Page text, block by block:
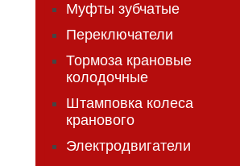
Муфты зубчатые
Переключатели
Тормоза крановые
колодочные
Штамповка колеса
кранового
Электродвигатели